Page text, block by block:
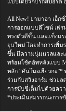
แบบเดียวกับรถสปอร์ต
All New! ยามาฮ่า เอ็ก
การออกแบบดีไซน์ เฟ
ทรงตัวดีขึ้น และแข็งแร
ยุบใหม่ โดยทำการเพิ่ม
ขึ้น มีความนุ่มนวลและ
พร้อมโช้คอัพหลังแบบ
หลัก “คันโนะเฮียวกะ
ร่วมกับสวิงอาร์ม ช่วย
การขับขี่เต็มไปด้วยคว
*ประเมินสมรรถนะกา